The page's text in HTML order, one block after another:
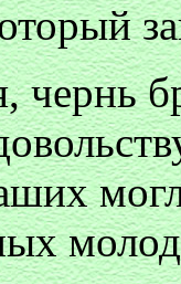
чернь